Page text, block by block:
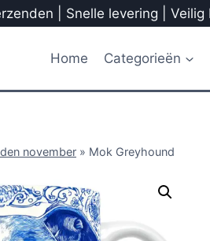
| Snelle levering |
Home Categorieën
november » Mok Greyhound